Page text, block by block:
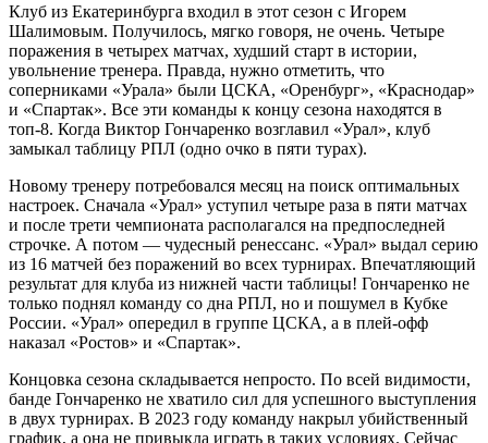
Клуб из Екатеринбурга входил в этот сезон с Игорем
Шалимовым. Получилось, мягко говоря, не очень. Четыре
поражения в четырех матчах, худший старт в истории,
увольнение тренера. Правда, нужно отметить, что
соперниками «Урала» были ЦСКА, «Оренбург», «Краснодар»
и «Спартак». Все эти команды к концу сезона находятся в
топ-8. Когда Виктор Гончаренко возглавил «Урал», клуб
замыкал таблицу РПЛ (одно очко в пяти турах).
Новому тренеру потребовался месяц на поиск оптимальных
настроек. Сначала «Урал» уступил четыре раза в пяти матчах
и после трети чемпионата располагался на предпоследней
строчке. А потом — чудесный ренессанс. «Урал» выдал серию
из 16 матчей без поражений во всех турнирах. Впечатляющий
результат для клуба из нижней части таблицы! Гончаренко не
только поднял команду со дна РПЛ, но и пошумел в Кубке
России. «Урал» опередил в группе ЦСКА, а в плей-офф
наказал «Ростов» и «Спартак».
Концовка сезона складывается непросто. По всей видимости,
банде Гончаренко не хватило сил для успешного выступления
в двух турнирах. В 2023 году команду накрыл убийственный
график, а она не привыкла играть в таких условиях. Сейчас